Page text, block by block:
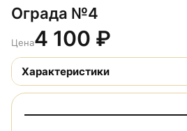
Ограда №4
Цена4 100 ₽
Характеристики